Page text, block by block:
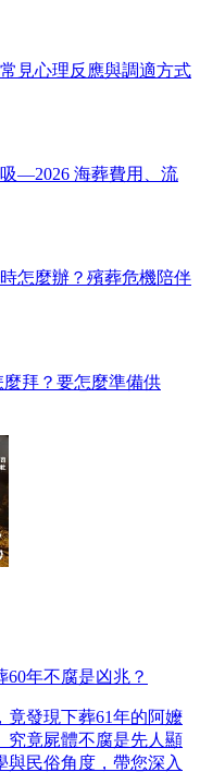
見心理反應與調適方式
—2026 海葬費用、流
怎麼辦？殯葬危機陪伴
麼拜？要怎麼準備供
年不腐是凶兆？
竟發現下葬61年的阿嬤
究竟屍體不腐是先人顯
與民俗角度，帶您深入